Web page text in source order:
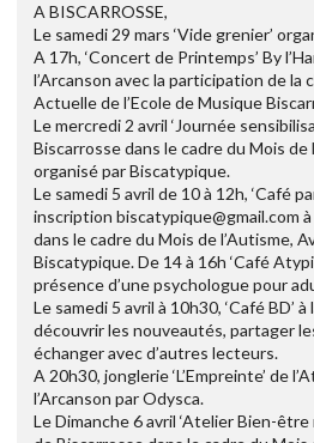
A BISCARROSSE,
Le samedi 29 mars ‘Vide grenier’
A 17h, ‘Concert de Printemps’ By
l’Arcanson avec la participation de la
Actuelle de l’Ecole de Musique
Le mercredi 2 avril ‘Journée
Biscarrosse dans le cadre du Mois de
organisé par Biscatypique.
Le samedi 5 avril de 10 à 12h, ‘Café
inscription biscatypique@gmail.com à
dans le cadre du Mois de l’Autisme,
Biscatypique. De 14 à 16h ‘Café
présence d’une psychologue pour
Le samedi 5 avril à 10h30, ‘Café BD’
découvrir les nouveautés, partager
échanger avec d’autres lecteurs.
A 20h30, jonglerie ‘L’Empreinte’ de
l’Arcanson par Odysca.
Le Dimanche 6 avril ‘Atelier Bien-être